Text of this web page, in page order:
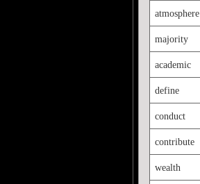
atmosphere
majority
academic
define
conduct
contribute
wealth